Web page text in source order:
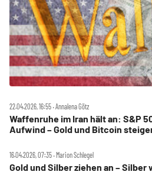
22.04.2026, 16:55 ‧ Annalena Götz
Waffenruhe im Iran hält an: S&P
Aufwind – Gold und Bitcoin
16.04.2026, 07:35 ‧ Marion Schlegel
Gold und Silber ziehen an – Silber